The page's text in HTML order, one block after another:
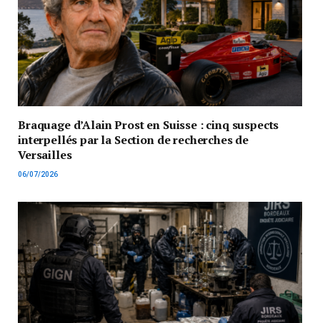
Braquage d’Alain Prost en Suisse : cinq suspects
interpellés par la Section de recherches de
Versailles
06/07/2026